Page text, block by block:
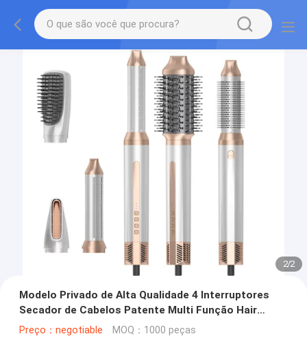
2/2
Modelo Privado de Alta Qualidade 4 Interruptores
Secador de Cabelos Patente Multi Função Hair
Styler
Preço：negotiable MOQ：1000 peças